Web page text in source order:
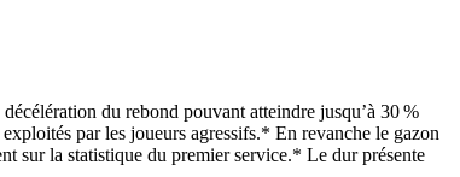
du rebond pouvant atteindre jusqu’à 30 %
par les joueurs agressifs.* En revanche le gazon
sur la statistique du premier service.* Le dur présente